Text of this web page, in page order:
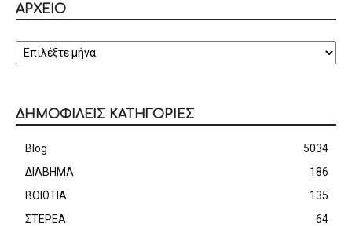
ΑΡΧΕΙΟ
ΔΗΜΟΦΙΛΕΙΣ ΚΑΤΗΓΟΡΙΕΣ
Blog
5034
ΔΙΑΒΗΜΑ
186
ΒΟΙΩΤΙΑ
135
ΣΤΕΡΕΑ
64